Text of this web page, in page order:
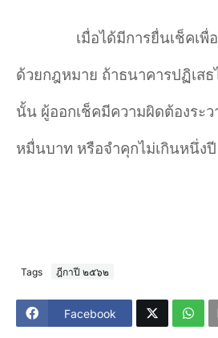
เมื่อได้มีการยื่นเช็คเพื่
ด้วยกฎหมาย ถ้าธนาคารปฏิเสธ
นั้น ผู้ออกเช็คมีความผิดต้องระ
หมื่นบาท หรือจำคุกไม่เกินหนึ่ง
Tags ฎีกาปี ๒๕๖๒
Facebook